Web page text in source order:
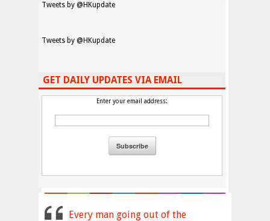
Tweets by @HKupdate
Tweets by @HKupdate
GET DAILY UPDATES VIA EMAIL
Enter your email address:
Every man going out of the